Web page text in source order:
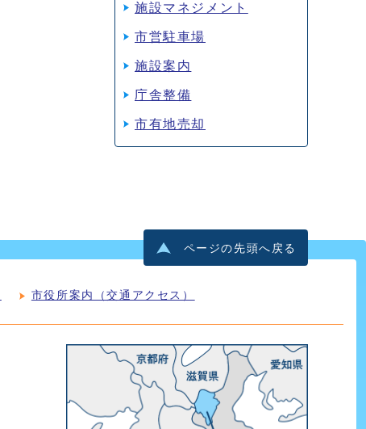
施設マネジメント
市営駐車場
施設案内
庁舎整備
市有地売却
ページの先頭へ戻る
市役所案内（交通アクセス）